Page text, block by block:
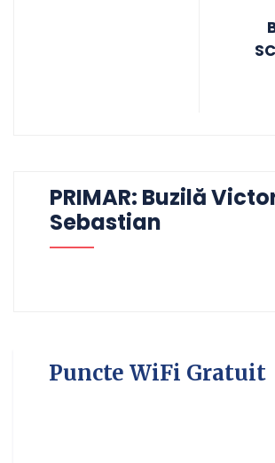
PRIMAR: Buzilă
Sebastian
Puncte WiFi Gratuit